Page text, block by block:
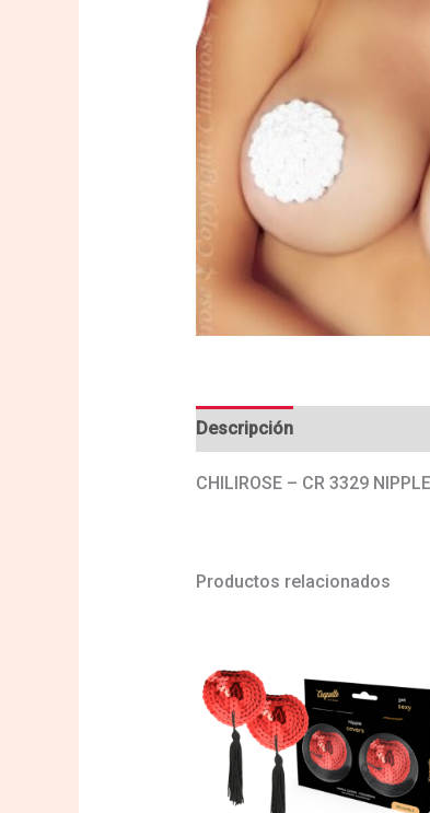
Descripción
CHILIROSE – CR 3329
Productos relacionados